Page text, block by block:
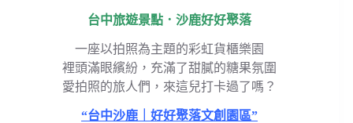
台中旅遊景點．沙鹿好好聚落
一座以拍照為主題的彩虹貨櫃樂園
裡頭滿眼繽紛，充滿了甜膩的糖果氛圍
愛拍照的旅人們，來這兒打卡過了嗎？
“台中沙鹿｜好好聚落文創園區”